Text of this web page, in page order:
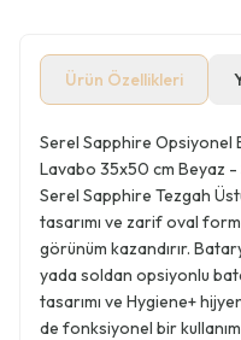
Ürün Özellikleri
Serel Sapphire Opsiyonel
Lavabo 35x50 cm Beyaz -
Serel Sapphire Tezgah
tasarımı ve zarif oval
görünüm kazandırır.
yada soldan opsiyonlu
tasarımı ve Hygiene+
de fonksiyonel bir